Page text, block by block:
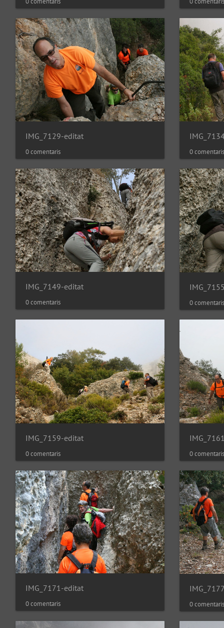
IMG_7129-editat
0 comentaris 0 comentaris
IMG_7149-editat
0 comentaris 0 comentaris
IMG_7159-editat
0 comentaris 0 comentaris
IMG_7171-editat
0 comentaris 0 comentaris